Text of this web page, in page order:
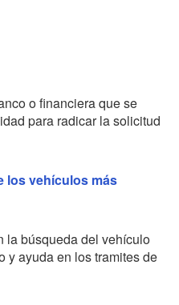
o financiera que se
para radicar la solicitud
los vehículos más
la búsqueda del vehículo
y ayuda en los tramites de